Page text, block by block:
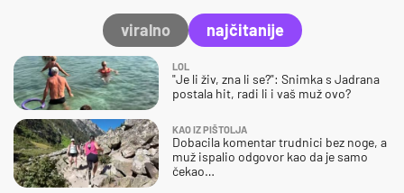
viralno najčitanije
LOL
"Je li živ, zna li se?": Snimka s Jadrana
postala hit, radi li i vaš muž ovo?
KAO IZ PIŠTOLJA
Dobacila komentar trudnici bez noge, a
muž ispalio odgovor kao da je samo
čekao…